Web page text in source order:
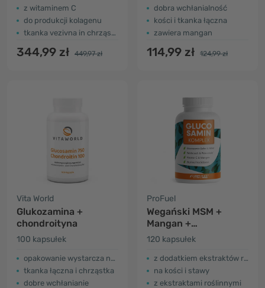
z witaminem C
do produkcji kolagenu
tkanka vezivna in chrząstka
344,99 zł 449,97 zł
dobra wchłanialność
kości i tkanka łączna
zawiera mangan
114,99 zł 124,99 zł
Vita World
Glukozamina +
chondroityna
100 kapsułek
opakowanie wystarcza na 50 dni
tkanka łączna i chrząstka
dobre wchłanianie
ProFuel
Wegański MSM +
Mangan +
Glukozamina
120 kapsułek
z dodatkiem ekstraktów roślinnych
na kości i stawy
z ekstraktami roślinnymi